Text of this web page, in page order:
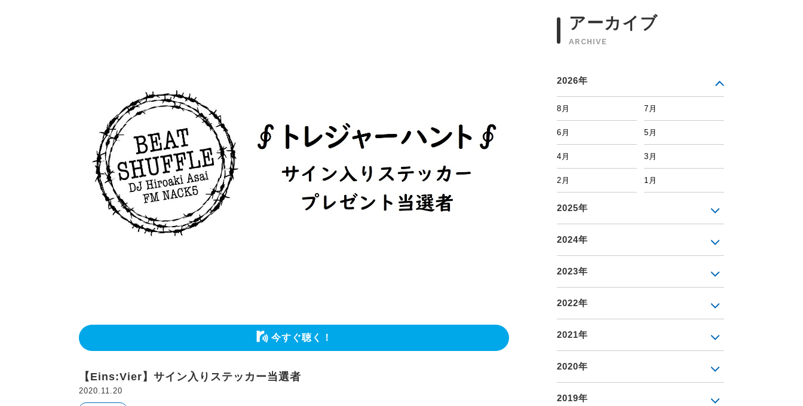
今すぐ聴く！
【Eins:Vier】サイン入りステッカー当選者
2020.11.20
アーカイブ
ARCHIVE
2026年
8月 7月
6月 5月
4月 3月
2月 1月
2025年
2024年
2023年
2022年
2021年
2020年
2019年